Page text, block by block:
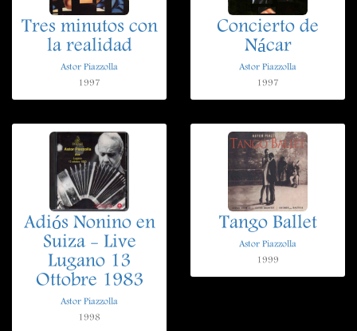
Tres minutos con
la realidad
Astor Piazzolla
1997
Concierto de
Nácar
Astor Piazzolla
1997
Adiós Nonino en
Suiza - Live
Lugano 13
Ottobre 1983
Astor Piazzolla
1998
Tango Ballet
Astor Piazzolla
1999